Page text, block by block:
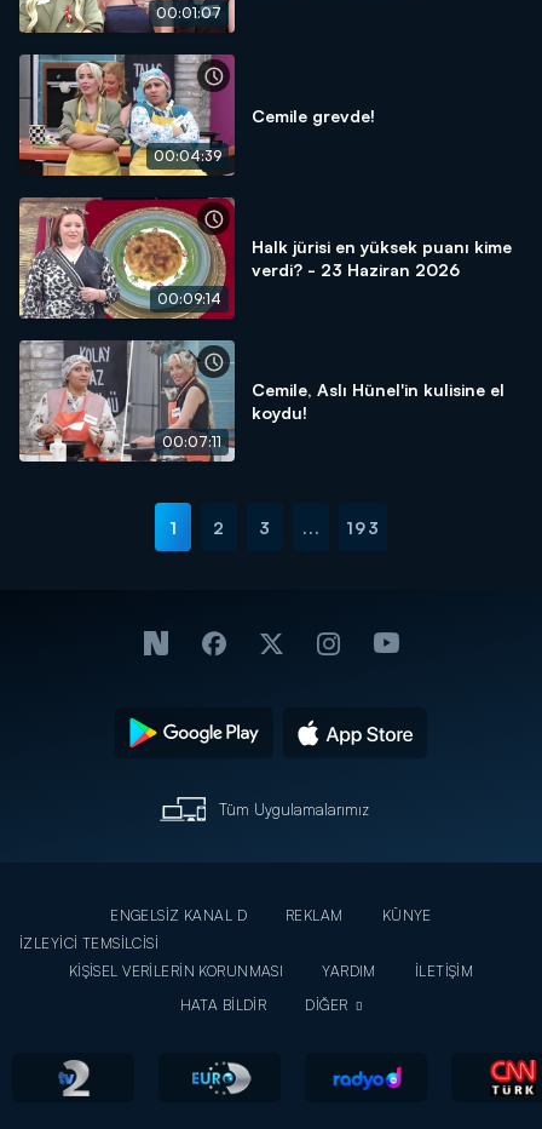
00:01:07
00:04:39
Cemile grevde!
00:09:14
Halk jürisi en yüksek puanı kime
verdi? - 23 Haziran 2026
00:07:11
Cemile, Aslı Hünel'in kulisine el
koydu!
1 2 3 ... 193
Tüm Uygulamalarımız
ENGELSİZ KANAL D REKLAM
KÜNYE
İZLEYİCİ TEMSİLCİSİ
KİŞİSEL VERİLERİN KORUNMASI
YARDIM
İLETİŞİM
HATA BİLDİR
DİĞER